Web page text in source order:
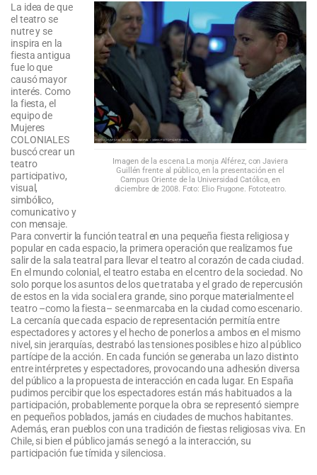
Imagen de la escena La monja Alférez, con Javiera
Guillén frente al público, en la presentación en el
Campus Oriente de la Universidad Católica, en
diciembre de 2008. Foto: Elio Frugone. Fototeatro.
La idea de que
el teatro se
nutre y se
inspira en la
fiesta antigua
fue lo que
causó mayor
interés. Como
la fiesta, el
equipo de
Mujeres
COLONIALES
buscó crear un
teatro
participativo,
visual,
simbólico,
comunicativo y
con mensaje.
Para convertir la función teatral en una pequeña fiesta religiosa y
popular en cada espacio, la primera operación que realizamos fue
salir de la sala teatral para llevar el teatro al corazón de cada ciudad.
En el mundo colonial, el teatro estaba en el centro de la sociedad. No
solo porque los asuntos de los que trataba y el grado de repercusión
de estos en la vida social era grande, sino porque materialmente el
teatro –como la fiesta– se enmarcaba en la ciudad como escenario.
La cercanía que cada espacio de representación permitía entre
espectadores y actores y el hecho de ponerlos a ambos en el mismo
nivel, sin jerarquías, destrabó las tensiones posibles e hizo al público
partícipe de la acción. En cada función se generaba un lazo distinto
entre intérpretes y espectadores, provocando una adhesión diversa
del público a la propuesta de interacción en cada lugar. En España
pudimos percibir que los espectadores están más habituados a la
participación, probablemente porque la obra se representó siempre
en pequeños poblados, jamás en ciudades de muchos habitantes.
Además, eran pueblos con una tradición de fiestas religiosas viva. En
Chile, si bien el público jamás se negó a la interacción, su
participación fue tímida y silenciosa.